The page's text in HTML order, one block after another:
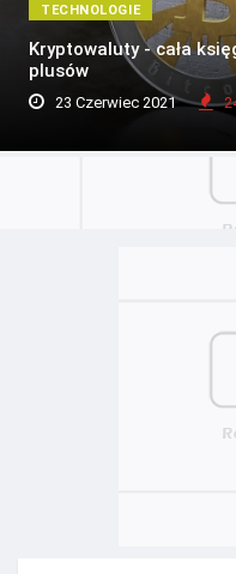
TECHNOLOGIE
Kryptowaluty - cała
plusów
23 Czerwiec 2021